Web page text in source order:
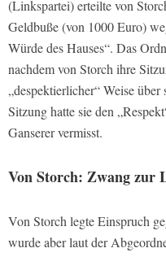
(Linkspartei) erteilte von
Geldbuße (von 1000 Euro)
Würde des Hauses“. Das
nachdem von Storch ihre
„despektierlicher“ Weise
Sitzung hatte sie den
Ganserer vermisst.
Von Storch: Zwang zur
Von Storch legte Einspruch
wurde aber laut der